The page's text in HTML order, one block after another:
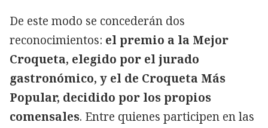
De este modo se concederán dos
reconocimientos: el premio a la Mejor
Croqueta, elegido por el jurado
gastronómico, y el de Croqueta Más
Popular, decidido por los propios
comensales. Entre quienes participen en las